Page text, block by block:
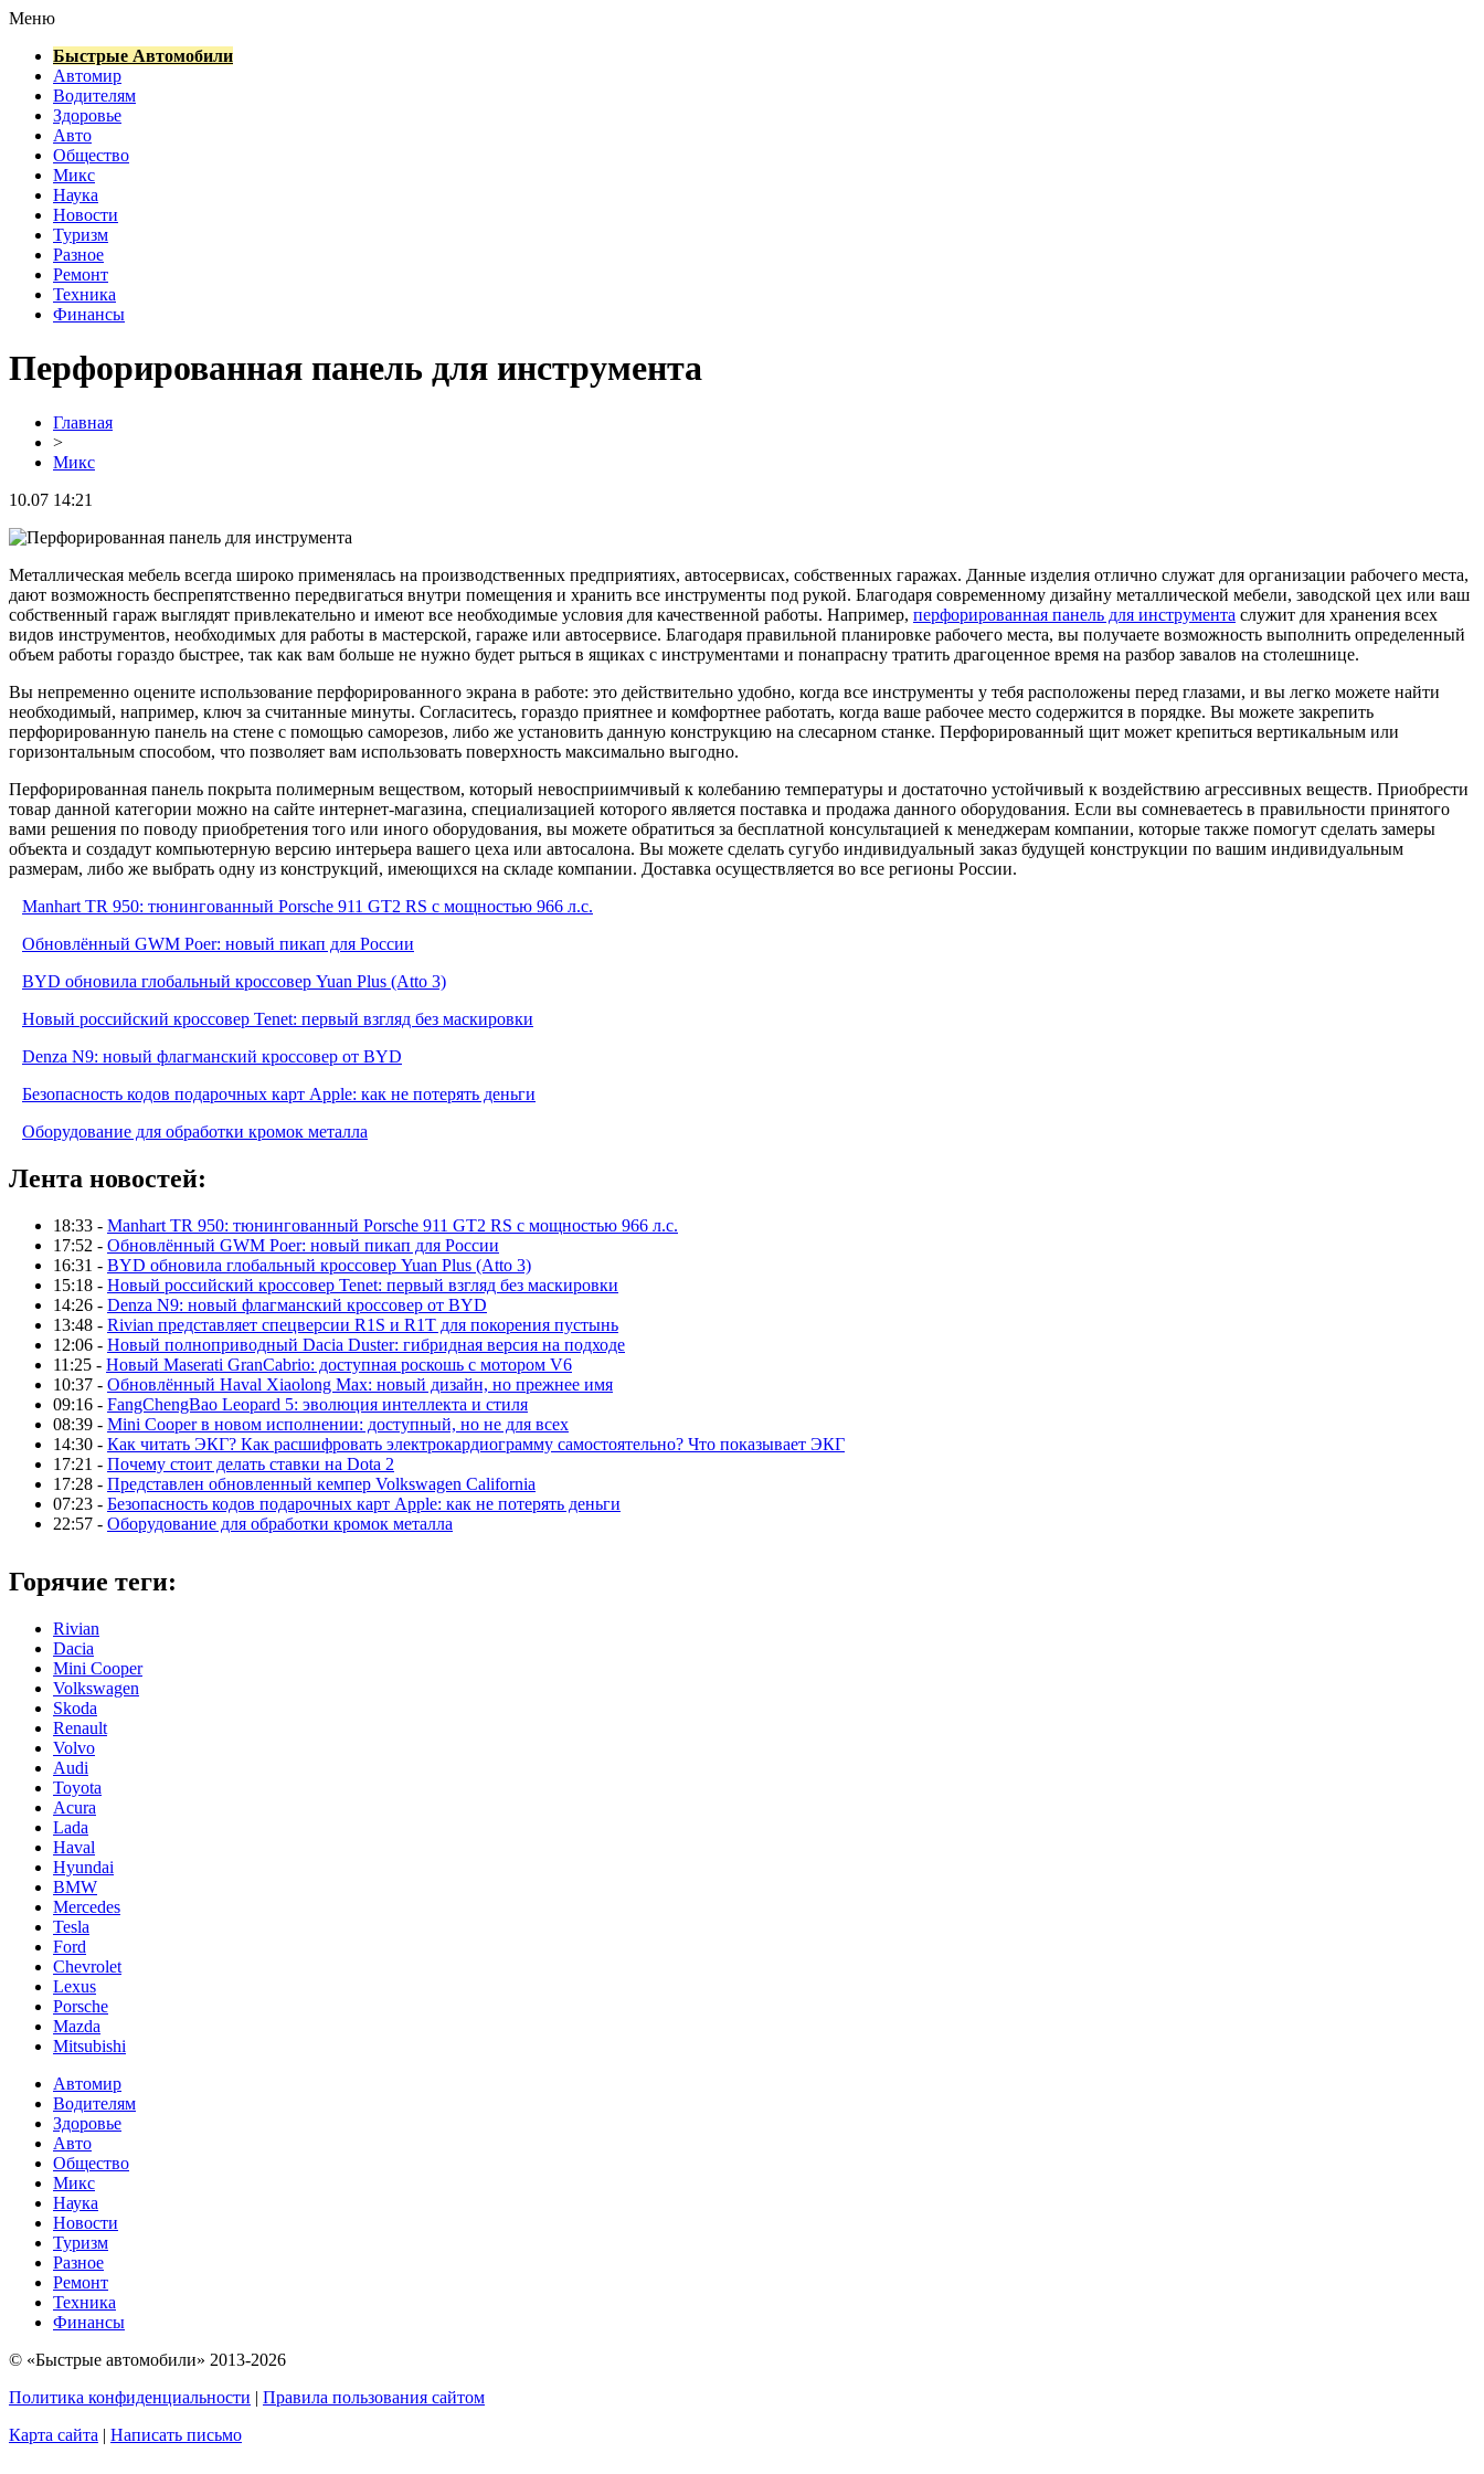
Меню
Быстрые Автомобили
Автомир
Водителям
Здоровье
Авто
Общество
Микс
Наука
Новости
Туризм
Разное
Ремонт
Техника
Финансы
Перфорированная панель для инструмента
Главная
>
Микс
10.07 14:21
Металлическая мебель всегда широко применялась на производственных предприятиях, автосервисах, собственных гаражах. Данные изделия отлично служат для организации рабочего места,
дают возможность беспрепятственно передвигаться внутри помещения и хранить все инструменты под рукой. Благодаря современному дизайну металлической мебели, заводской цех или ваш
собственный гараж выглядят привлекательно и имеют все необходимые условия для качественной работы. Например, перфорированная панель для инструмента служит для хранения всех
видов инструментов, необходимых для работы в мастерской, гараже или автосервисе. Благодаря правильной планировке рабочего места, вы получаете возможность выполнить определенный
объем работы гораздо быстрее, так как вам больше не нужно будет рыться в ящиках с инструментами и понапрасну тратить драгоценное время на разбор завалов на столешнице.
Вы непременно оцените использование перфорированного экрана в работе: это действительно удобно, когда все инструменты у тебя расположены перед глазами, и вы легко можете найти
необходимый, например, ключ за считанные минуты. Согласитесь, гораздо приятнее и комфортнее работать, когда ваше рабочее место содержится в порядке. Вы можете закрепить
перфорированную панель на стене с помощью саморезов, либо же установить данную конструкцию на слесарном станке. Перфорированный щит может крепиться вертикальным или
горизонтальным способом, что позволяет вам использовать поверхность максимально выгодно.
Перфорированная панель покрыта полимерным веществом, который невосприимчивый к колебанию температуры и достаточно устойчивый к воздействию агрессивных веществ. Приобрести
товар данной категории можно на сайте интернет-магазина, специализацией которого является поставка и продажа данного оборудования. Если вы сомневаетесь в правильности принятого
вами решения по поводу приобретения того или иного оборудования, вы можете обратиться за бесплатной консультацией к менеджерам компании, которые также помогут сделать замеры
объекта и создадут компьютерную версию интерьера вашего цеха или автосалона. Вы можете сделать сугубо индивидуальный заказ будущей конструкции по вашим индивидуальным
размерам, либо же выбрать одну из конструкций, имеющихся на складе компании. Доставка осуществляется во все регионы России.
Manhart TR 950: тюнингованный Porsche 911 GT2 RS с мощностью 966 л.с.
Обновлённый GWM Poer: новый пикап для России
BYD обновила глобальный кроссовер Yuan Plus (Atto 3)
Новый российский кроссовер Tenet: первый взгляд без маскировки
Denza N9: новый флагманский кроссовер от BYD
Безопасность кодов подарочных карт Apple: как не потерять деньги
Оборудование для обработки кромок металла
Лента новостей:
18:33 - Manhart TR 950: тюнингованный Porsche 911 GT2 RS с мощностью 966 л.с.
17:52 - Обновлённый GWM Poer: новый пикап для России
16:31 - BYD обновила глобальный кроссовер Yuan Plus (Atto 3)
15:18 - Новый российский кроссовер Tenet: первый взгляд без маскировки
14:26 - Denza N9: новый флагманский кроссовер от BYD
13:48 - Rivian представляет спецверсии R1S и R1T для покорения пустынь
12:06 - Новый полноприводный Dacia Duster: гибридная версия на подходе
11:25 - Новый Maserati GranCabrio: доступная роскошь с мотором V6
10:37 - Обновлённый Haval Xiaolong Max: новый дизайн, но прежнее имя
09:16 - FangChengBao Leopard 5: эволюция интеллекта и стиля
08:39 - Mini Cooper в новом исполнении: доступный, но не для всех
14:30 - Как читать ЭКГ? Как расшифровать электрокардиограмму самостоятельно? Что показывает ЭКГ
17:21 - Почему стоит делать ставки на Dota 2
17:28 - Представлен обновленный кемпер Volkswagen California
07:23 - Безопасность кодов подарочных карт Apple: как не потерять деньги
22:57 - Оборудование для обработки кромок металла
Горячие теги:
Rivian
Dacia
Mini Cooper
Volkswagen
Skoda
Renault
Volvo
Audi
Toyota
Acura
Lada
Haval
Hyundai
BMW
Mercedes
Tesla
Ford
Chevrolet
Lexus
Porsche
Mazda
Mitsubishi
Автомир
Водителям
Здоровье
Авто
Общество
Микс
Наука
Новости
Туризм
Разное
Ремонт
Техника
Финансы
© «Быстрые автомобили» 2013-2026
Политика конфиденциальности | Правила пользования сайтом
Карта сайта | Написать письмо